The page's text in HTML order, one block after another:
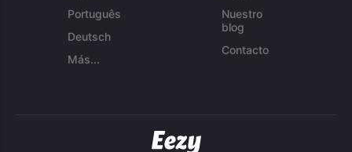
Português
Deutsch
Más...
Nuestro
blog
Contacto